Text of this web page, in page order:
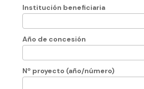
Institución beneficiaria
Año de concesión
Nº proyecto (año/número)